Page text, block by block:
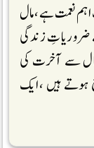
اہم نعمت ہے ،مال
ضروریاتِ زندگی
سے آخرت کی
ہوتے ہیں ،ایک